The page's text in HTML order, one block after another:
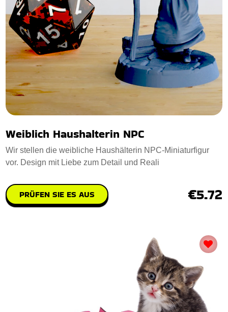
Weiblich Haushalterin NPC
Wir stellen die weibliche Haushälterin NPC-Miniaturfigur
vor. Design mit Liebe zum Detail und Reali
PRÜFEN SIE ES AUS €5.72